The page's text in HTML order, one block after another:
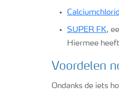
SUPER FK,
Hiermee
Voordelen
Ondanks de iets